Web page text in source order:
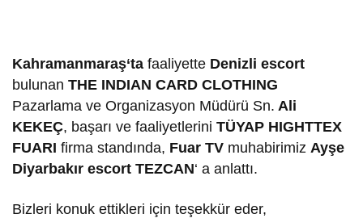
Kahramanmaraş‘ta faaliyette Denizli escort
bulunanTHE INDIAN CARD CLOTHING
Pazarlama ve Organizasyon Müdürü Sn. Ali
KEKEÇ, başarı ve faaliyetleriniTÜYAP HIGHTTEX
FUARI firma standında, Fuar TV muhabirimiz Ayşe
Diyarbakır escort TEZCAN‘ a anlattı.
Bizleri konuk ettikleri için teşekkür eder,